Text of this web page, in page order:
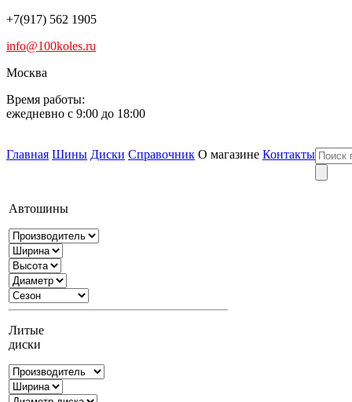
+7(917) 562 1905
info@100koles.ru
Москва
Время работы:
ежедневно с 9:00 до 18:00
Главная Шины Диски Справочник О магазине Контакты
Автошины
Литые
диски